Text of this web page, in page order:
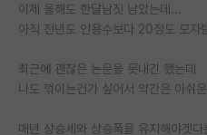
취업 게시판
PI 전용 게시판
인문사회 계열 게시판
이제 올해도 한달남짓 남았는데...
아직 전년도 인용수보다 20정도 모자
최근에 괜찮은 논문을 못내긴 했는데
나도 꺾이는건가 싶어서 약간은 아쉬
매년 상승세와 상승폭을 유지해야겟